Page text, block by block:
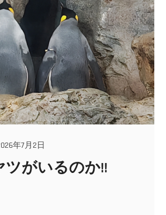
年7月2日
ツがいるのか!!